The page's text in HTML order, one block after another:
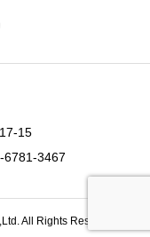
15
6781-3467
All Rights Reserved.
最新情報